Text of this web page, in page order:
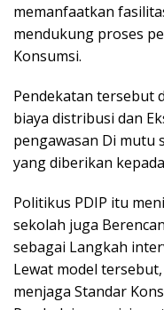
memanfaatkan
mendukung proses
Konsumsi.
Pendekatan tersebut
biaya distribusi dan
pengawasan Di mutu
yang diberikan
Politikus PDIP itu
sekolah juga
sebagai Langkah
Lewat model
menjaga Standar